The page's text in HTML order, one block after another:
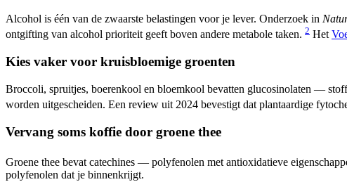
Alcohol is één van de zwaarste belastingen voor je lever. Onderzoek in
ontgifting van alcohol prioriteit geeft boven andere metabole taken. 2 Het
Kies vaker voor kruisbloemige groenten
Broccoli, spruitjes, boerenkool en bloemkool bevatten glucosinolaten —
worden uitgescheiden. Een review uit 2024 bevestigt dat plantaardige
Vervang soms koffie door groene thee
Groene thee bevat catechines — polyfenolen met antioxidatieve
polyfenolen dat je binnenkrijgt.